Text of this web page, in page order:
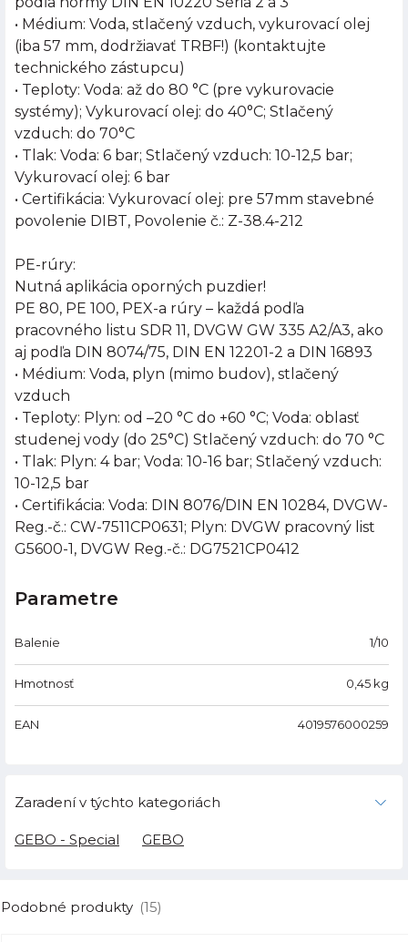
• Médium: Voda, stlačený vzduch, vykurovací olej
(iba 57 mm, dodržiavať TRBF!) (kontaktujte
technického zástupcu)
• Teploty: Voda: až do 80 °C (pre vykurovacie
systémy); Vykurovací olej: do 40°C; Stlačený
vzduch: do 70°C
• Tlak: Voda: 6 bar; Stlačený vzduch: 10-12,5 bar;
Vykurovací olej: 6 bar
• Certifikácia: Vykurovací olej: pre 57mm stavebné
povolenie DIBT, Povolenie č.: Z-38.4-212
PE-rúry:
Nutná aplikácia oporných puzdier!
PE 80, PE 100, PEX-a rúry – každá podľa
pracovného listu SDR 11, DVGW GW 335 A2/A3, ako
aj podľa DIN 8074/75, DIN EN 12201-2 a DIN 16893
• Médium: Voda, plyn (mimo budov), stlačený
vzduch
• Teploty: Plyn: od –20 °C do +60 °C; Voda: oblasť
studenej vody (do 25°C) Stlačený vzduch: do 70 °C
• Tlak: Plyn: 4 bar; Voda: 10-16 bar; Stlačený vzduch:
10-12,5 bar
• Certifikácia: Voda: DIN 8076/DIN EN 10284, DVGW-
Reg.-č.: CW-7511CP0631; Plyn: DVGW pracovný list
G5600-1, DVGW Reg.-č.: DG7521CP0412
Parametre
Balenie 1/10
Hmotnosť 0,45 kg
EAN 4019576000259
Zaradení v týchto kategoriách
GEBO - Special GEBO
Podobné produkty (15)